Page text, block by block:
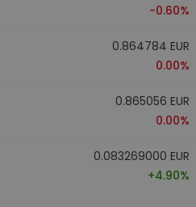
-0.60%
0.864784 EUR
0.00%
0.865056 EUR
0.00%
0.083269000 EUR
+4.90%